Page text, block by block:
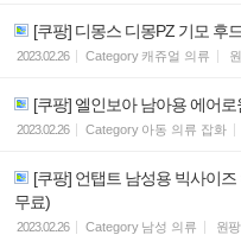
[쿠팡] 디몽스 디몽PZ 기모 후
2023.02.26 Category 캐쥬얼 의류
[쿠팡] 엘인보아 남아용 에어
2023.02.26 Category 아동 의류 잡화
[쿠팡] 언탭트 남성용 빅사이
무료)
2023.02.26 Category 남성 의류 원팡